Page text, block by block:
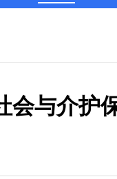
会与介护